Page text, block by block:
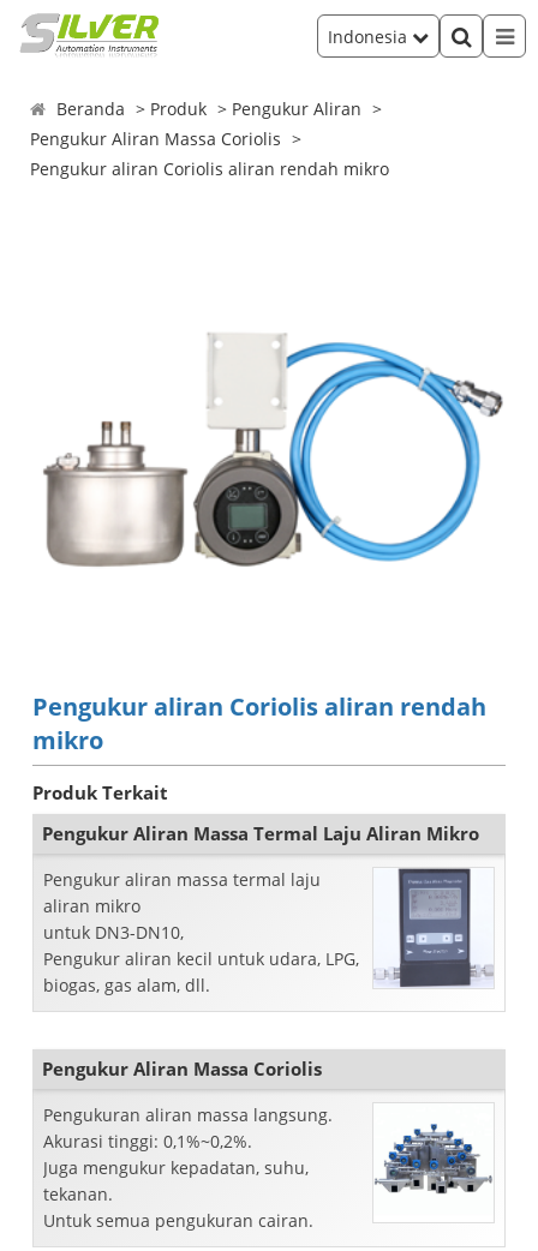
Indonesia
Beranda Produk
Pengukur Aliran
Pengukur Aliran Massa Coriolis
Pengukur aliran Coriolis aliran rendah mikro
Pengukur aliran Coriolis aliran rendah
mikro
Produk Terkait
Pengukur Aliran Massa Termal Laju Aliran Mikro
Pengukur aliran massa termal laju
aliran mikro
untuk DN3-DN10,
Pengukur aliran kecil untuk udara, LPG,
biogas, gas alam, dll.
Pengukur Aliran Massa Coriolis
Pengukuran aliran massa langsung.
Akurasi tinggi: 0,1%~0,2%.
Juga mengukur kepadatan, suhu,
tekanan.
Untuk semua pengukuran cairan.